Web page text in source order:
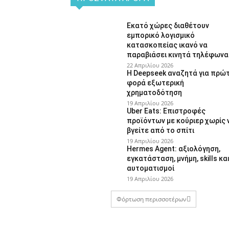
Εκατό χώρες διαθέτουν
εμπορικό λογισμικό
κατασκοπείας ικανό να
παραβιάσει κινητά τηλέφωνα
22 Απριλίου 2026
Η Deepseek αναζητά για
φορά εξωτερική
χρηματοδότηση
19 Απριλίου 2026
Uber Eats: Επιστροφές
προϊόντων με κούριερ χωρίς
βγείτε από το σπίτι
19 Απριλίου 2026
Hermes Agent: αξιολόγηση,
εγκατάσταση, μνήμη, skills και
αυτοματισμοί
19 Απριλίου 2026
Φόρτωση περισσοτέρων